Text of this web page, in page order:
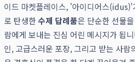
이드 마켓플레이스, '아이디어스(idus)'
로 탄생한수제 답례품은 단순한 선물
람에게 보내는 진심 어린 메시지가 됩
인, 고급스러운 포장, 그리고 받는 사람